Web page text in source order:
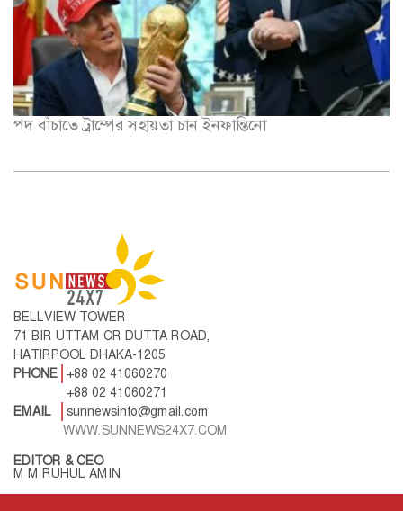
পদ বাঁচাতে ট্রাম্পের সহায়তা চান ইনফান্তিনো
BELLVIEW TOWER
71 BIR UTTAM CR DUTTA ROAD,
HATIRPOOL DHAKA-1205
PHONE
+88 02 41060270
+88 02 41060271
EMAIL
sunnewsinfo@gmail.com
WWW.SUNNEWS24X7.COM
EDITOR & CEO
M M RUHUL AMIN